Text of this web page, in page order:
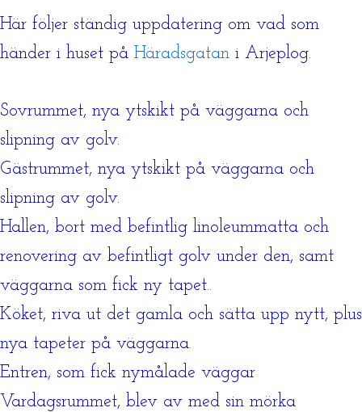
Här följer ständig uppdatering om vad som
händer i huset på Häradsgatan i Arjeplog.
Sovrummet, nya ytskikt på väggarna och
slipning av golv.
Gästrummet, nya ytskikt på väggarna och
slipning av golv.
Hallen, bort med befintlig linoleummatta och
renovering av befintligt golv under den, samt
väggarna som fick ny tapet..
Köket, riva ut det gamla och sätta upp nytt, plus
nya tapeter på väggarna.
Entren, som fick nymålade väggar
Vardagsrummet, blev av med sin mörka